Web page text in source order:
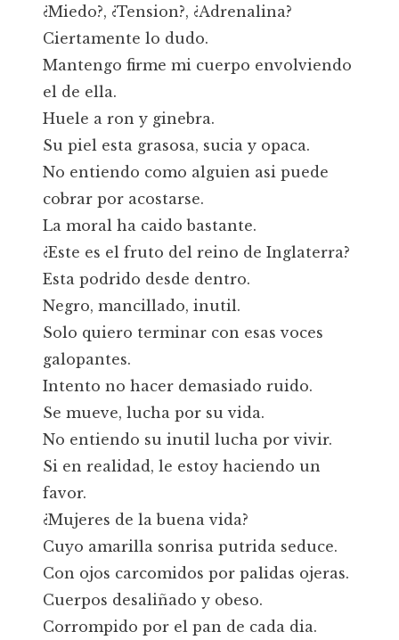
¿Miedo?, ¿Tension?, ¿Adrenalina?
Ciertamente lo dudo.
Mantengo firme mi cuerpo envolviendo
el de ella.
Huele a ron y ginebra.
Su piel esta grasosa, sucia y opaca.
No entiendo como alguien asi puede
cobrar por acostarse.
La moral ha caido bastante.
¿Este es el fruto del reino de Inglaterra?
Esta podrido desde dentro.
Negro, mancillado, inutil.
Solo quiero terminar con esas voces
galopantes.
Intento no hacer demasiado ruido.
Se mueve, lucha por su vida.
No entiendo su inutil lucha por vivir.
Si en realidad, le estoy haciendo un
favor.
¿Mujeres de la buena vida?
Cuyo amarilla sonrisa putrida seduce.
Con ojos carcomidos por palidas ojeras.
Cuerpos desaliñado y obeso.
Corrompido por el pan de cada dia.